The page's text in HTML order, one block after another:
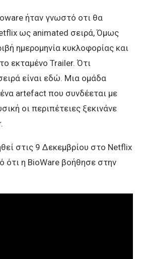
ήταν γνωστό οτι θα
ως animated σειρά, Όμως
ημερομηνία κυκλοφορίας και
εκταμένο Trailer. Ότι
είναι εδώ. Μια ομάδα
artefact που συνδέεται με
οι περιπέτειες ξεκινάνε
στις 9 Δεκεμβρίου στο Netflix
ότι η BioWare βοήθησε στην